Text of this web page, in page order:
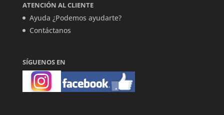
ATENCIÓN AL CLIENTE
Ayuda ¿Podemos ayudarte?
Contáctanos
SÍGUENOS EN